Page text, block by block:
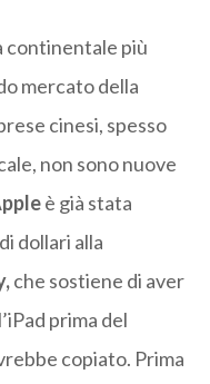
continentale più
mercato della
cinesi, spesso
non sono nuove
è già stata
dollari alla
che sostiene di aver
prima del
copiato. Prima